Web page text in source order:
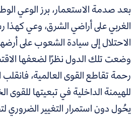
بعد صدمة الاستعمار، برز الوعي
الغربي على أراضي الشرق، وعي كهذا
الاحتلال إلى سيادة الشعوب على
وضعت تلك الدول نظرًا لضعفها
رحمة تقاطع القوى العالمية، فانقلب
للهيمنة الداخلية في تبعيتها للقوى
يحُول دون استمرار التغيير